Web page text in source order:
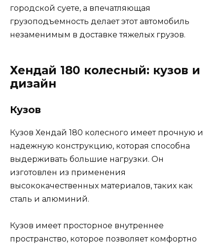
городской суете, а впечатляющая
грузоподъемность делает этот автомобиль
незаменимым в доставке тяжелых грузов.
Хендай 180 колесный: кузов и
дизайн
Кузов
Кузов Хендай 180 колесного имеет прочную и
надежную конструкцию, которая способна
выдерживать большие нагрузки. Он
изготовлен из применения
высококачественных материалов, таких как
сталь и алюминий.
Кузов имеет просторное внутреннее
пространство, которое позволяет комфортно